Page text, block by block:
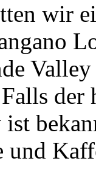
wir
der
ist
und